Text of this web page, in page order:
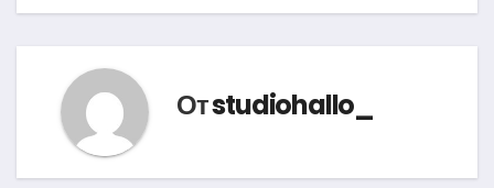
Отstudiohallo_